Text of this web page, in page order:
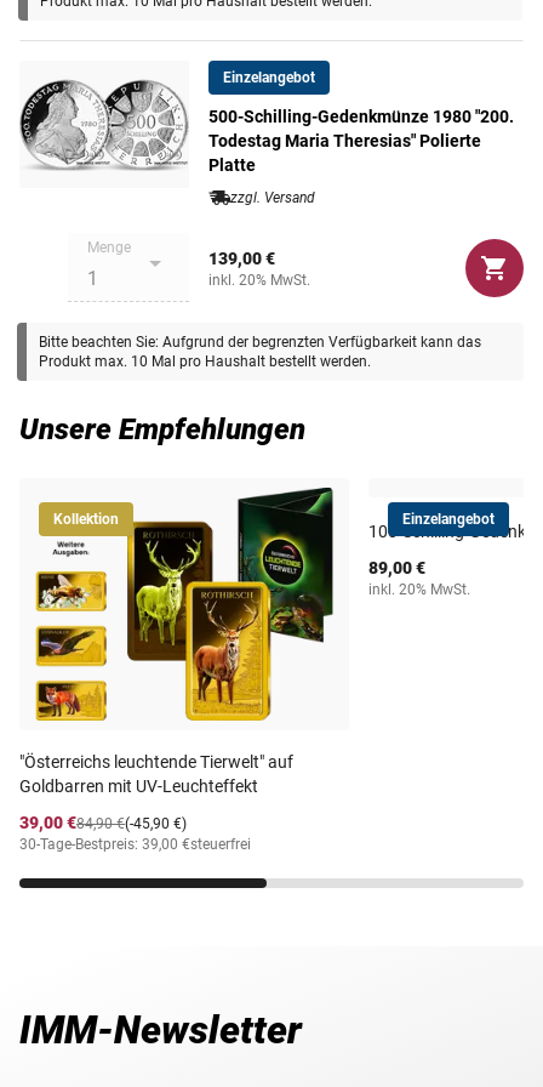
Gewicht 24 g
Einzelangebot
500-Schilling-Gedenkmünze 1980 "200.
Todestag Maria Theresias" Polierte
Platte
zzgl. Versand
Menge
139,00 €
inkl. 20% MwSt.
Bitte beachten Sie: Aufgrund der begrenzten Verfügbarkeit kann das
Produkt max. 10 Mal pro Haushalt bestellt werden.
Unsere Empfehlungen
Kollektion
"Österreichs leuchtende Tierwelt" auf
Goldbarren mit UV-Leuchteffekt
39,00 €
(-45,90 €)
84,90 €
30-Tage-Bestpreis: 39,00 €steuerfrei
Einzelangebot
100-Schilling-
89,00 €
inkl. 20% MwSt.
IMM-Newsletter